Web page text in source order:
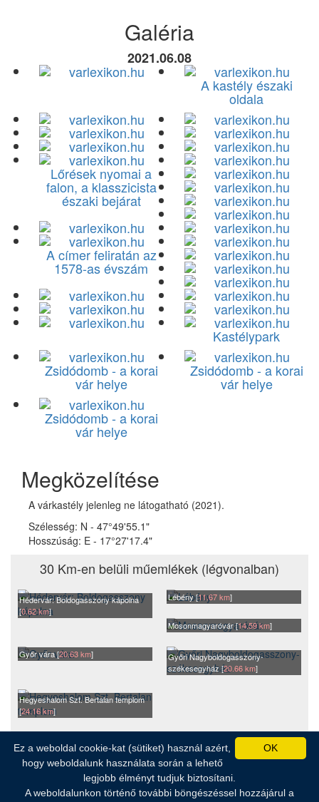
Galéria
2021.06.08
A kastély északi
oldala
Lőrések nyomai a
falon, a klasszicista
északi bejárat
A címer feliratán az
1578-as évszám
Kastélypark
Zsidódomb - a korai
vár helye
Zsidódomb - a korai
vár helye
Zsidódomb - a korai
vár helye
Megközelítése
A várkastély jelenleg ne látogatható (2021).
Szélesség: N - 47°49'55.1"
Hosszúság: E - 17°27'17.4"
30 Km-en belüli műemlékek (légvonalban)
Hédervár: Boldogasszony kápolna
[0.62 km]
Lébény [11.67 km]
Mosonmagyaróvár [14.59 km]
Győr vára [20.63 km]
Győri Nagyboldogasszony-
székesegyház [20.66 km]
Hegyeshalom Szt. Bertalan templom
[24.16 km]
© 2004-2026.WebImage webstúdió. Minden jog fenntartva.
OK
Ez a weboldal cookie-kat (sütiket) használ azért,
hogy weboldalunk használata során a lehető
legjobb élményt tudjuk biztosítani.
A weboldalunkon történő további böngészéssel hozzájárul a